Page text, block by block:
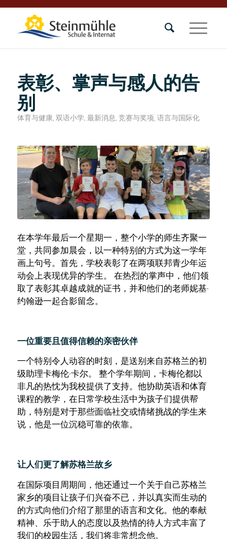
表彰、掌声与感人的告
别
体育与健康, 双语小学, 最新消息, 竞赛与奖项 , 语言与国际化
在本学年最后一个星期一，整个小学的师生齐聚一
堂，共同参加晨会，以一种特别的方式为这一学年
画上句号。首先，学校表彰了在两项联邦青少年运
动会上表现优异的学生。 在热烈的掌声中，他们领
取了表彰其卓越成就的证书，并和他们的老师妮基·
约翰逊一起合影留念。
一位重要且值得信赖的亲密伙伴
一个特别令人动容的时刻，是送别来自苏格兰的初
级助理卡梅伦·卡尔。 整个学年期间，卡梅伦都以
非凡的热忱为我校提供了支持。他协助英语和体育
课程的教学，在日常学校生活中为孩子们提供帮
助，特别是对于那些面临社交或情绪挑战的学生来
说，他是一位沉稳可靠的依靠。
让人们更了解苏格兰故乡
在国际项目周期间，他还通过一个关于自己苏格兰
家乡的项目让孩子们兴奋不已，并以真实而生动的
的方式向他们介绍了那里的语言和文化。他的奉献
精神、乐于助人的态度以及热情的待人方式丰富了
我们的校园生活，我们将非常想念他。